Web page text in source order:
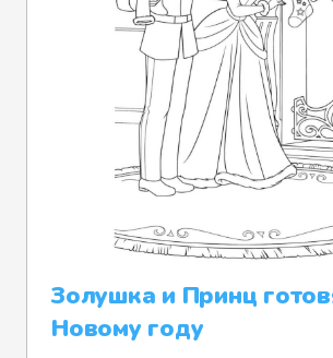
Золушка и Принц
Новому году